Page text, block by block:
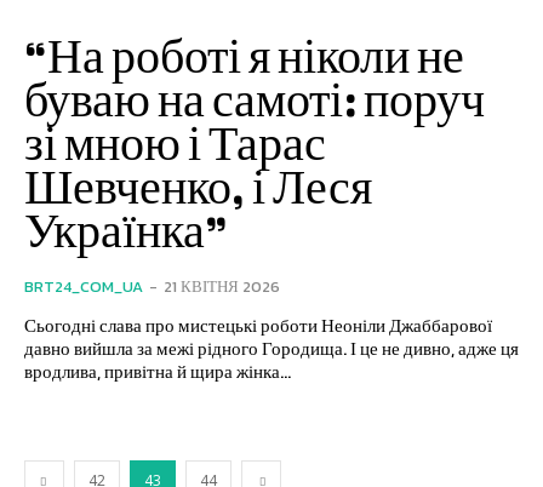
“На роботі я ніколи не
буваю на самоті: поруч
зі мною і Тарас
Шевченко, і Леся
Українка”
BRT24_COM_UA - 21 КВІТНЯ 2026
Сьогодні слава про мистецькі роботи Неоніли Джаббарової
давно вийшла за межі рідного Городища. І це не дивно, адже ця
вродлива, привітна й щира жінка...
42 43 44